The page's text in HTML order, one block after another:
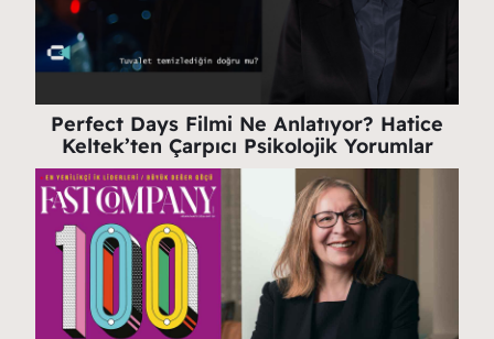
Perfect Days Filmi Ne Anlatıyor? Hatice
Keltek’ten Çarpıcı Psikolojik Yorumlar